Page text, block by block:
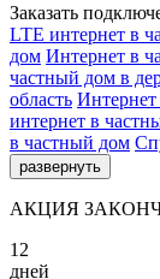
Заказать
LTE интернет в
дом Интернет в
частный дом в
область Интернет
интернет в
в частный дом
развернуть
АКЦИЯ
12
дней